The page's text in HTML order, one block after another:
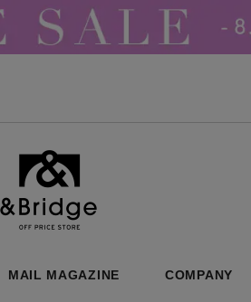
MAIL MAGAZINE COMPANY